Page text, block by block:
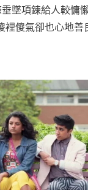
墜項鍊給人較慵
裡傻氣卻也心地善